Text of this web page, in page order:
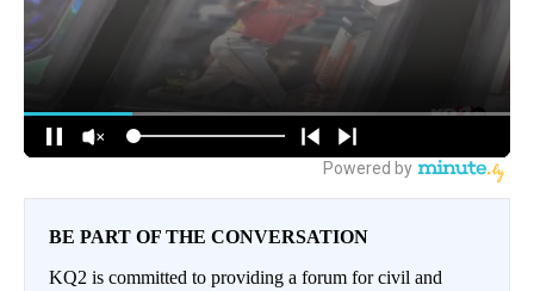
BE PART OF THE CONVERSATION
KQ2 is committed to providing a forum for civil and